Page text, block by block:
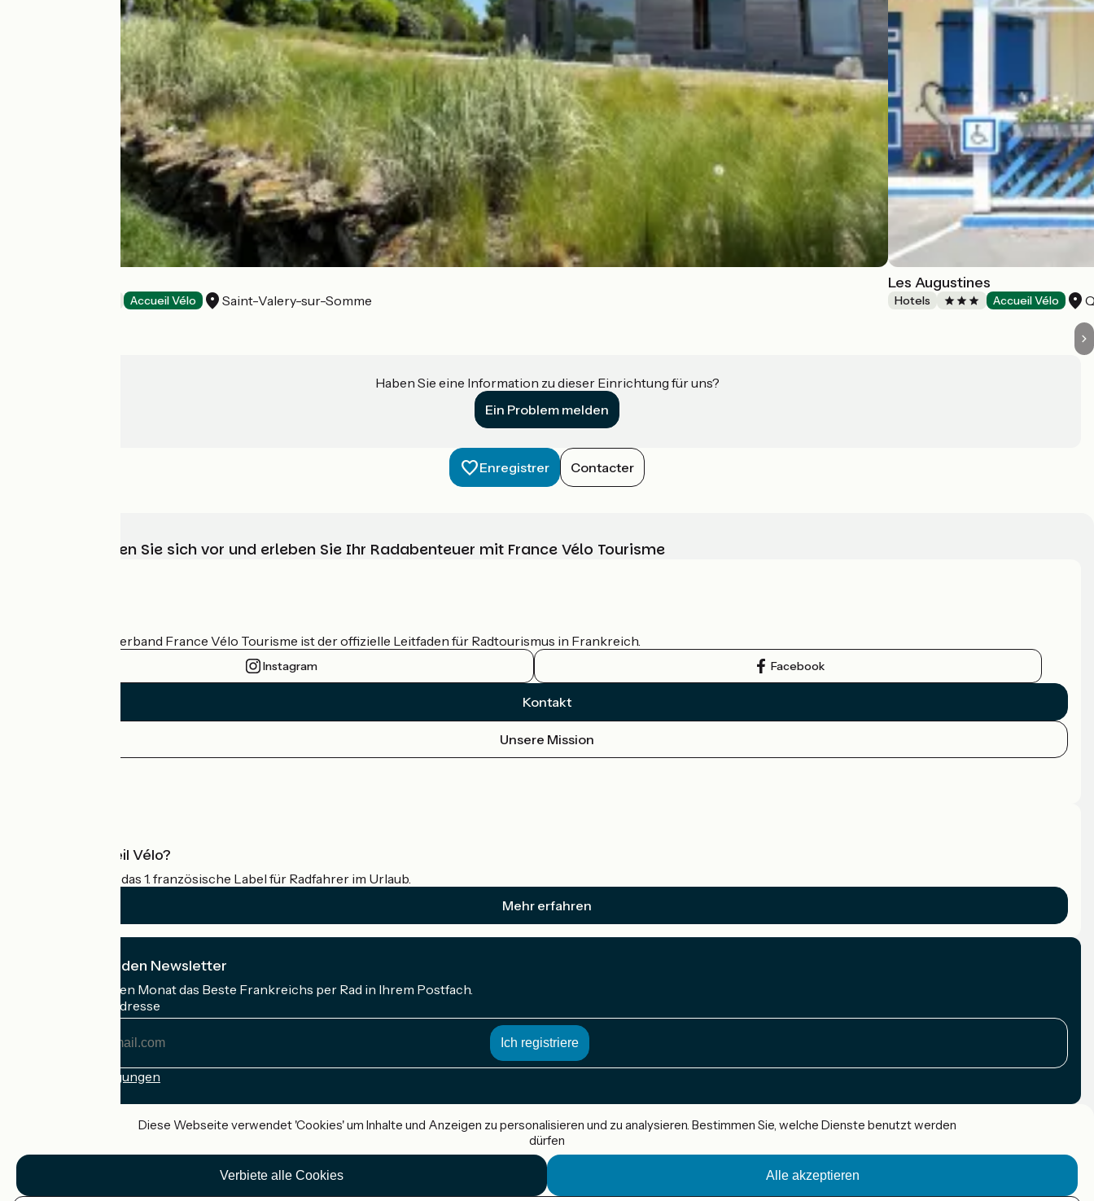
Accueil Vélo Saint-Valery-sur-Somme
Les Augustines
Hotels Accueil Vélo
Haben Sie eine Information zu dieser Einrichtung für uns?
Ein Problem melden
Enregistrer Contacter
Wählen, bereiten Sie sich vor und erleben Sie Ihr Radabenteuer mit France Vélo Tourisme
Der nationale Verband France Vélo Tourisme ist der offizielle Leitfaden für Radtourismus in Frankreich.
Instagram Facebook
Kontakt
Unsere Mission
Was ist Accueil Vélo?
Accueil Vélo ist das 1. französische Label für Radfahrer im Urlaub.
Mehr erfahren
Ich abonniere den Newsletter
Erhalten Sie jeden Monat das Beste Frankreichs per Rad in Ihrem Postfach.
Meine E-Mail-Adresse
Anmeldebedingungen
Accueil Vélo Pro
Diese Webseite verwendet 'Cookies' um Inhalte und Anzeigen zu personalisieren und zu analysieren. Bestimmen Sie, welche Dienste benutzt werden
dürfen
Alle akzeptieren
Verbiete alle Cookies